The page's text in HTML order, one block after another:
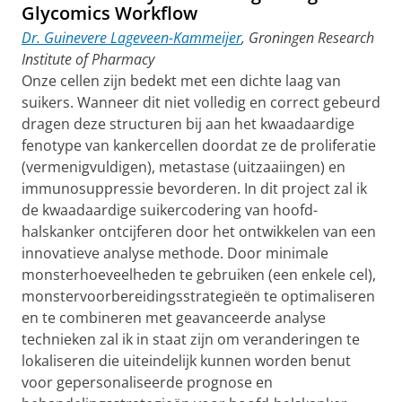
Glycomics Workflow
Dr. Guinevere Lageveen-Kammeijer, Groningen Research
Institute of Pharmacy
Onze cellen zijn bedekt met een dichte laag van
suikers. Wanneer dit niet volledig en correct gebeurd
dragen deze structuren bij aan het kwaadaardige
fenotype van kankercellen doordat ze de proliferatie
(vermenigvuldigen), metastase (uitzaaiingen) en
immunosuppressie bevorderen. In dit project zal ik
de kwaadaardige suikercodering van hoofd-
halskanker ontcijferen door het ontwikkelen van een
innovatieve analyse methode. Door minimale
monsterhoeveelheden te gebruiken (een enkele cel),
monstervoorbereidingsstrategieën te optimaliseren
en te combineren met geavanceerde analyse
technieken zal ik in staat zijn om veranderingen te
lokaliseren die uiteindelijk kunnen worden benut
voor gepersonaliseerde prognose en